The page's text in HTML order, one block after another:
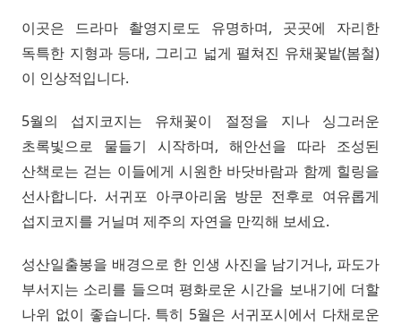
이곳은 드라마 촬영지로도 유명하며, 곳곳에 자리한
독특한 지형과 등대, 그리고 넓게 펼쳐진 유채꽃밭(봄철)
이 인상적입니다.
5월의 섭지코지는 유채꽃이 절정을 지나 싱그러운
초록빛으로 물들기 시작하며, 해안선을 따라 조성된
산책로는 걷는 이들에게 시원한 바닷바람과 함께 힐링을
선사합니다. 서귀포 아쿠아리움 방문 전후로 여유롭게
섭지코지를 거닐며 제주의 자연을 만끽해 보세요.
성산일출봉을 배경으로 한 인생 사진을 남기거나, 파도가
부서지는 소리를 들으며 평화로운 시간을 보내기에 더할
나위 없이 좋습니다. 특히 5월은 서귀포시에서 다채로운